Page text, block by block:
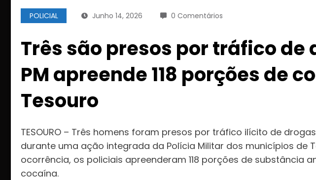
POLICIAL Junho 14, 2026 0 Comentários
Três são presos por tráfico de
PM apreende 118 porções de
Tesouro
TESOURO – Três homens foram presos por tráfico ilícito de
durante uma ação integrada da Polícia Militar dos municípios de
ocorrência, os policiais apreenderam 118 porções de substância
cocaína.